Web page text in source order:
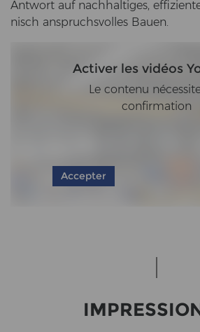
Ant­wort auf nach­hal­ti­ges,
nisch an­spruchs­vol­les Bauen.
Activer les vidéos
Le contenu
confirmation
Accepter